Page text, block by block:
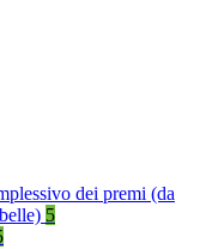
dei premi (da
5